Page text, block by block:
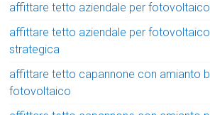
affittare tetto aziendale per fotovoltaico
affittare tetto aziendale per
strategica
affittare tetto capannone con amianto
fotovoltaico